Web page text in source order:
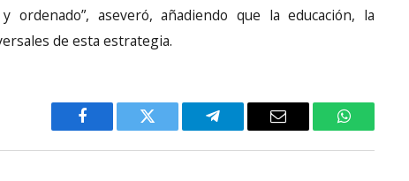
aseveró, añadiendo que la educación, la
de esta estrategia.
Facebook Twitter Telegram Email WhatsApp